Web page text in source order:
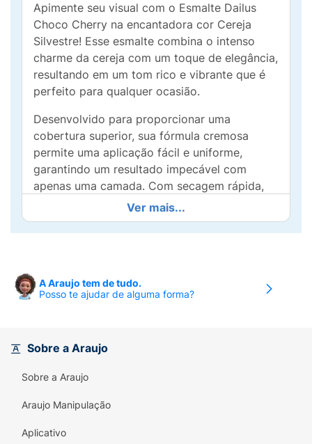
Apimente seu visual com o Esmalte Dailus
Choco Cherry na encantadora cor Cereja
Silvestre! Esse esmalte combina o intenso
charme da cereja com um toque de elegância,
resultando em um tom rico e vibrante que é
perfeito para qualquer ocasião.
Desenvolvido para proporcionar uma
cobertura superior, sua fórmula cremosa
permite uma aplicação fácil e uniforme,
garantindo um resultado impecável com
apenas uma camada. Com secagem rápida,
você não precisa esperar para exibir suas
unhas lindas e bem cuidadas.
é perfeito para trazer um toque especial às
suas unhas. Com uma durabilidade
única. Adicione um toque de sabor e estilo ao
destaque-se com unhas irresistíveis!
Ver mais...
A Araujo tem de tudo.
Posso te ajudar de alguma forma?
Sobre a Araujo
Sobre a Araujo
Araujo Manipulação
Aplicativo